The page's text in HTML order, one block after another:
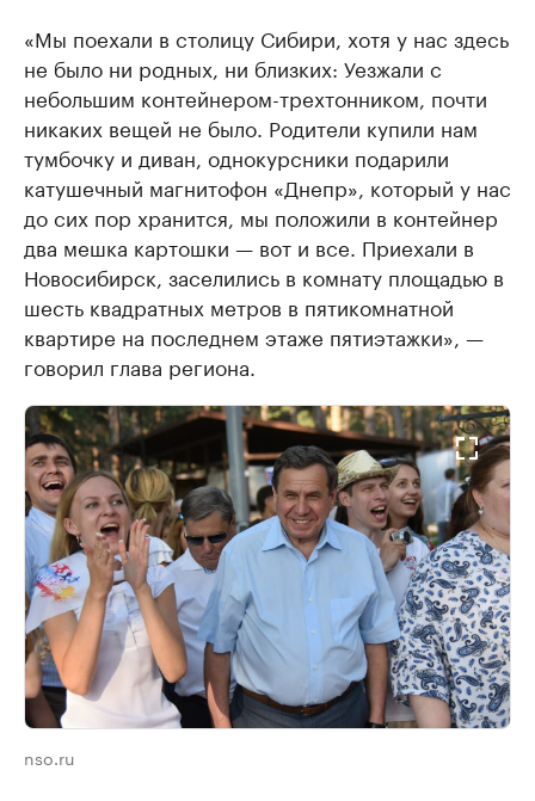
«Мы поехали в столицу Сибири, хотя у нас здесь
не было ни родных, ни близких: Уезжали с
небольшим контейнером-трехтонником, почти
никаких вещей не было. Родители купили нам
тумбочку и диван, однокурсники подарили
катушечный магнитофон «Днепр», который у нас
до сих пор хранится, мы положили в контейнер
два мешка картошки — вот и все. Приехали в
Новосибирск, заселились в комнату площадью в
шесть квадратных метров в пятикомнатной
квартире на последнем этаже пятиэтажки», —
говорил глава региона.
nso.ru